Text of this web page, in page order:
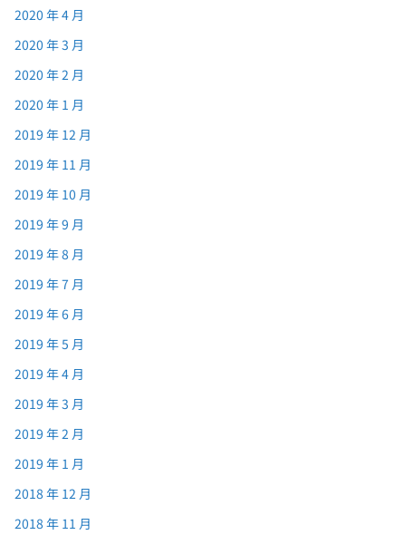
2020 年 4 月
2020 年 3 月
2020 年 2 月
2020 年 1 月
2019 年 12 月
2019 年 11 月
2019 年 10 月
2019 年 9 月
2019 年 8 月
2019 年 7 月
2019 年 6 月
2019 年 5 月
2019 年 4 月
2019 年 3 月
2019 年 2 月
2019 年 1 月
2018 年 12 月
2018 年 11 月